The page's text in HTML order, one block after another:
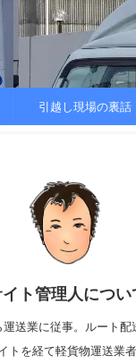
引越し現場の裏話
ト管理人につい
運送業に従事。ルート配
トを経て軽貨物運送業